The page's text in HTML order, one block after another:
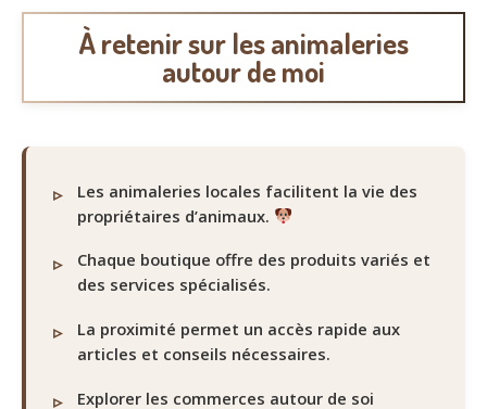
À retenir sur les animaleries
autour de moi
Les animaleries locales facilitent la vie des
propriétaires d’animaux.
Chaque boutique offre des produits variés et
des services spécialisés.
La proximité permet un accès rapide aux
articles et conseils nécessaires.
Explorer les commerces autour de soi